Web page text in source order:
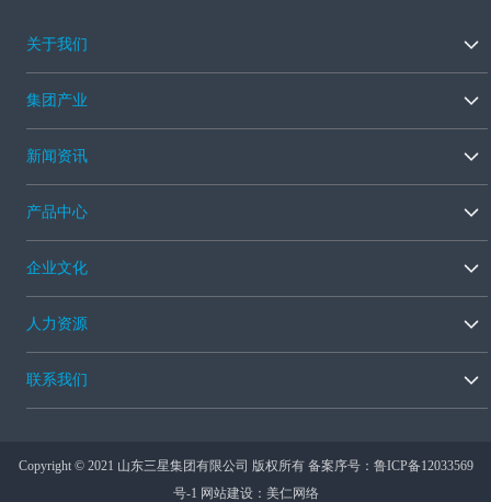
关于我们
集团产业
新闻资讯
产品中心
企业文化
人力资源
联系我们
Copyright © 2021 山东三星集团有限公司 版权所有 备案序号： 鲁ICP备12033569
号-1 网站建设：美仁网络